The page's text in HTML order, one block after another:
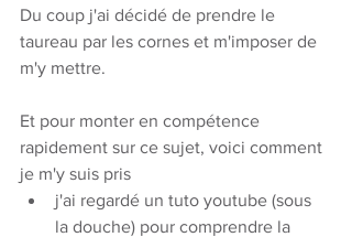
Du coup j'ai décidé de prendre le
taureau par les cornes et m'imposer de
m'y mettre.
Et pour monter en compétence
rapidement sur ce sujet, voici comment
je m'y suis pris
j'ai regardé un tuto youtube (sous
la douche) pour comprendre la